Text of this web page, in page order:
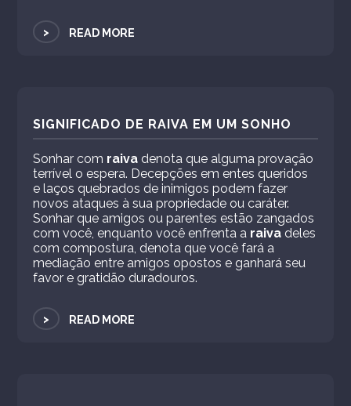
> READ MORE
SIGNIFICADO DE RAIVA EM UM SONHO
Sonhar com raiva denota que alguma provação
terrível o espera. Decepções em entes queridos
e laços quebrados de inimigos podem fazer
novos ataques à sua propriedade ou caráter.
Sonhar que amigos ou parentes estão zangados
com você, enquanto você enfrenta a raiva deles
com compostura, denota que você fará a
mediação entre amigos opostos e ganhará seu
favor e gratidão duradouros.
> READ MORE